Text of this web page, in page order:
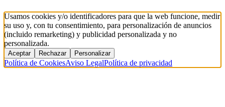
Usamos cookies y/o identificadores para que la web funcione, medir
su uso y, con tu consentimiento, para personalización de anuncios
(incluido remarketing) y publicidad personalizada y no
personalizada.
Aceptar Rechazar Personalizar
Política de CookiesAviso LegalPolítica de privacidad